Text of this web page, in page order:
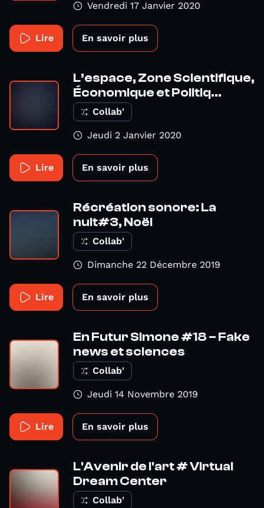
Vendredi 17 Janvier 2020
Lire En savoir plus
L’espace, Zone Scientifique,
Économique et Politiq...
Collab'
Jeudi 2 Janvier 2020
Lire En savoir plus
Récréation sonore: La
nuit#3, Noël
Collab'
Dimanche 22 Décembre 2019
Lire En savoir plus
En Futur Simone #18 – Fake
news et sciences
Collab'
Jeudi 14 Novembre 2019
Lire En savoir plus
L'Avenir de l'art # Virtual
Dream Center
Collab'